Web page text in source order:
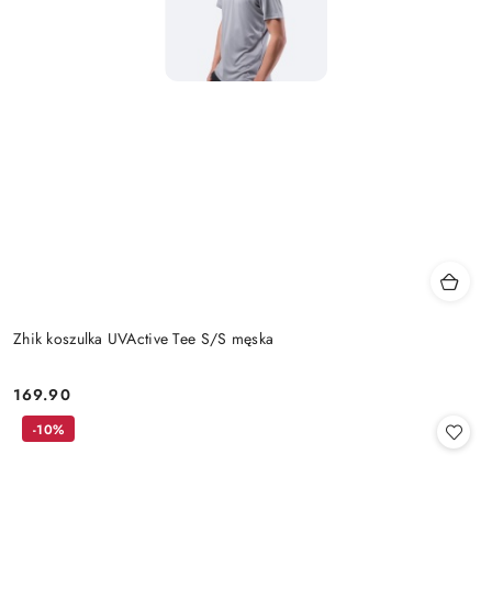
Zhik koszulka UVActive Tee S/S męska
Cena:
169.90
-10%